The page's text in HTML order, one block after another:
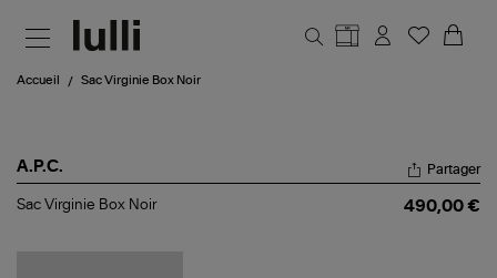
Accueil Sac Virginie Box Noir
A.P.C.
Sac
Partager
Sac Virginie Box Noir 490,00 €